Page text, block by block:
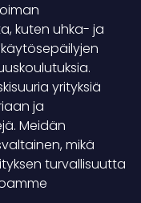
kuten uhka- ja
yrityksiä
ja
Meidän
mikä
turvallisuutta